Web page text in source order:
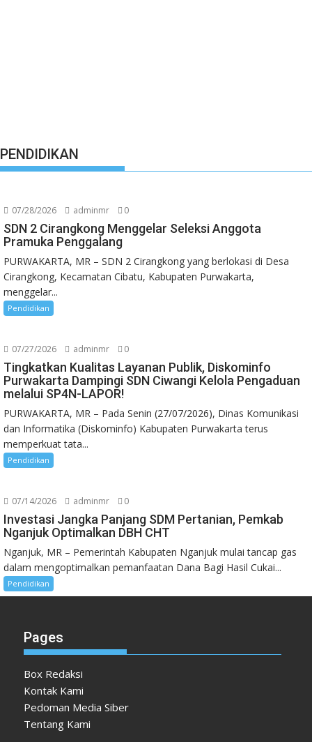
PENDIDIKAN
07/28/2026 adminmr 0
SDN 2 Cirangkong Menggelar Seleksi Anggota
Pramuka Penggalang
PURWAKARTA, MR – SDN 2 Cirangkong yang berlokasi di Desa
Cirangkong, Kecamatan Cibatu, Kabupaten Purwakarta,
menggelar...
Pendidikan
07/27/2026 adminmr 0
Tingkatkan Kualitas Layanan Publik, Diskominfo
Purwakarta Dampingi SDN Ciwangi Kelola Pengaduan
melalui SP4N-LAPOR!
PURWAKARTA, MR – Pada Senin (27/07/2026), Dinas Komunikasi
dan Informatika (Diskominfo) Kabupaten Purwakarta terus
memperkuat tata...
Pendidikan
07/14/2026 adminmr 0
Investasi Jangka Panjang SDM Pertanian, Pemkab
Nganjuk Optimalkan DBH CHT
Nganjuk, MR – Pemerintah Kabupaten Nganjuk mulai tancap gas
dalam mengoptimalkan pemanfaatan Dana Bagi Hasil Cukai...
Pendidikan
Pages
Box Redaksi
Kontak Kami
Pedoman Media Siber
Tentang Kami